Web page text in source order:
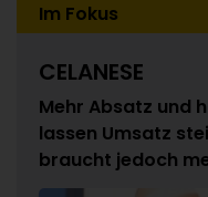
Im Fokus
CELANESE
Mehr Absatz und
lassen Umsatz
braucht jedoch